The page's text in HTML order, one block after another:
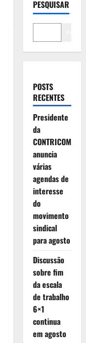
PESQUISAR
POSTS
RECENTES
Presidente
da
CONTRICOM
anuncia
várias
agendas de
interesse
do
movimento
sindical
para agosto
Discussão
sobre fim
da escala
de trabalho
6×1
continua
em agosto